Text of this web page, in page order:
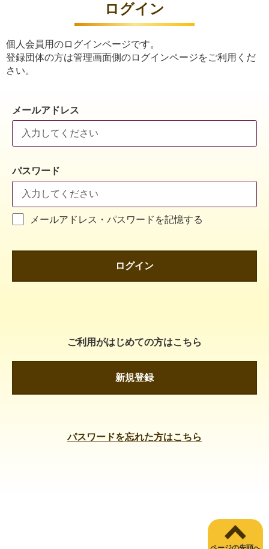
ログイン
個人会員用のログインページです。
登録団体の方は管理画面側のログインページをご利用くだ
さい。
メールアドレス
パスワード
メールアドレス・パスワードを記憶する
ログイン
ご利用がはじめての方はこちら
新規登録
パスワードを忘れた方はこちら